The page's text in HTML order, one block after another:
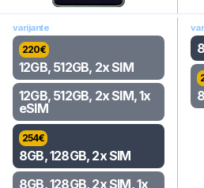
varijante
220€
12GB, 512GB, 2x SIM
12GB, 512GB, 2x SIM, 1x
eSIM
254€
8GB, 128GB, 2x SIM
8GB, 128GB, 2x SIM, 1x